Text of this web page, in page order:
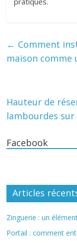
← Comment
maison comme
Hauteur de
lambourdes sur
Facebook
Articles
Zinguerie : un
Portail : comment